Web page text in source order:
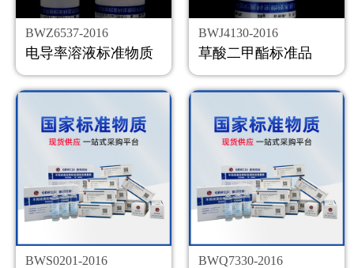
BWZ6537-2016
电导率溶液标准物质
BWJ4130-2016
草酸二甲酯标准品
BWS0201-2016 BWQ7330-2016
会员中心
联系我们
返回主页